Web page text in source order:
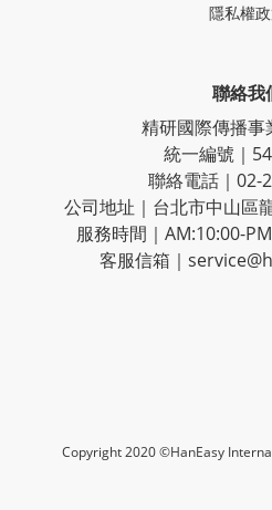
隱私權
聯絡我
精研國際傳播事
統一編號｜
聯絡電話｜02-
公司地址｜台北市中山區
服務時間｜AM:10:00-
客服信箱｜
Copyright 2020 ©HanEasy